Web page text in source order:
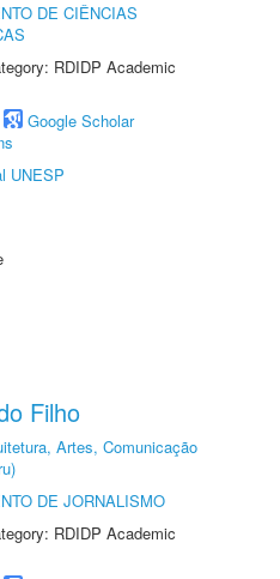
DE CIÊNCIAS
RDIDP Academic
Google Scholar
UNESP
Filho
Artes, Comunicação
DE JORNALISMO
RDIDP Academic